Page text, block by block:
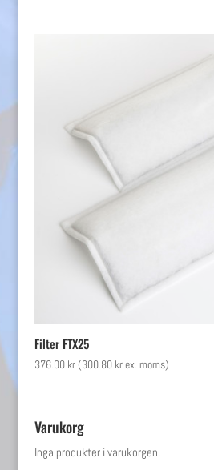
Filter FTX25
376.00 kr (300.80 krex. moms)
Varukorg
Inga produkter i varukorgen.